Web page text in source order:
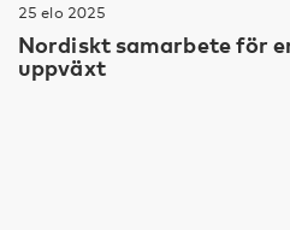
25 elo 2025
Nordiskt samarbete för
uppväxt